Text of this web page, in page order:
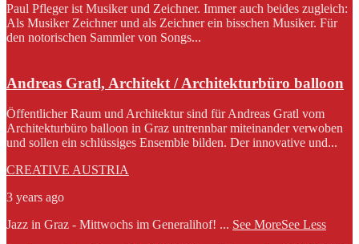
Paul Pfleger ist Musiker und Zeichner. Immer auch beides zugleich:
Als Musiker Zeichner und als Zeichner ein bisschen Musiker. Für
den notorischen Sammler von Songs...
Andreas Gratl, Architekt / Architekturbüro balloon
Öffentlicher Raum und Architektur sind für Andreas Gratl vom
Architekturbüro balloon in Graz untrennbar miteinander verwoben
und sollen ein schlüssiges Ensemble bilden. Der innovative und...
CREATIVE AUSTRIA
3 years ago
Jazz in Graz - Mittwochs im Generalihof! ... See MoreSee Less